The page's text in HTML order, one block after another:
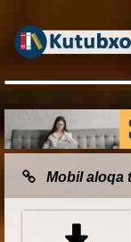
Mobil aloqa